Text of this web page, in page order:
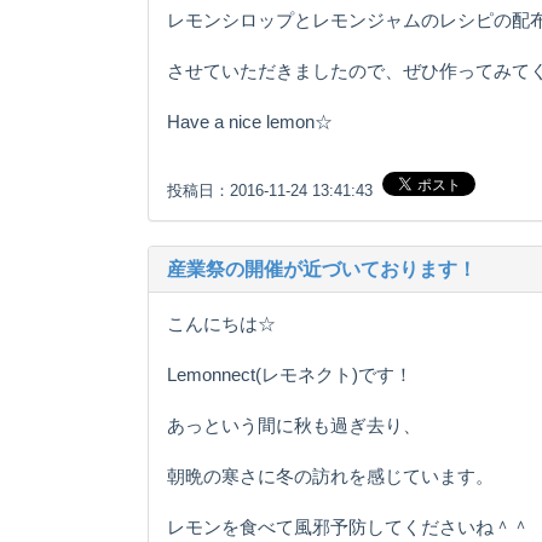
レモンシロップとレモンジャムのレシピの配
させていただきましたので、ぜひ作ってみて
Have a nice lemon☆
投稿日：2016-11-24 13:41:43
産業祭の開催が近づいております！
こんにちは☆
Lemonnect(レモネクト)です！
あっという間に秋も過ぎ去り、
朝晩の寒さに冬の訪れを感じています。
レモンを食べて風邪予防してくださいね＾＾